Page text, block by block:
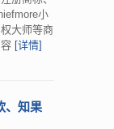
小
大师等商
[详情]
、知果